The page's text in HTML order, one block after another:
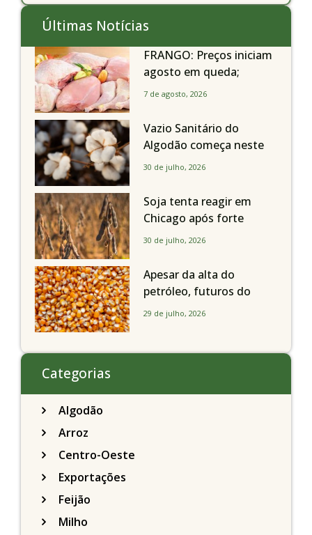
Últimas Notícias
FRANGO: Preços iniciam
agosto em queda;
exportações avançam
7 de agosto, 2026
Vazio Sanitário do
Algodão começa neste
sábado, dia 1º de agosto,
Paulo
30 de julho, 2026
Soja tenta reagir em
Chicago após forte
liquidação; portos
de R$ 150/sc
30 de julho, 2026
Apesar da alta do
petróleo, futuros do
milho recuam em
29 de julho, 2026
Categorias
Algodão
Arroz
Centro-Oeste
Exportações
Feijão
Milho